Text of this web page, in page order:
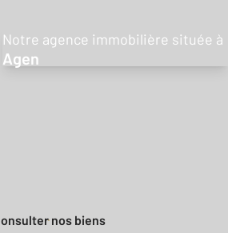
Notre agence immobilière située à
Agen
Consulter nos biens